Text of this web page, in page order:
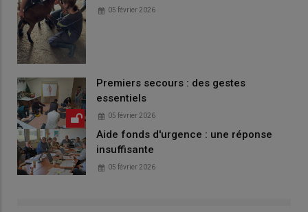
05 février 2026
Premiers secours : des gestes
essentiels
05 février 2026
Aide fonds d'urgence : une réponse
insuffisante
05 février 2026